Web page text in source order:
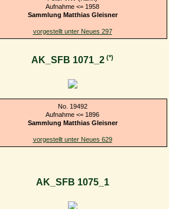
Aufnahme <= 1958
Sammlung Matthias Gleisner
vorgestellt unter Neues 297
AK_SFB 1071_2 (*)
No. 19492
Aufnahme <= 1896
Sammlung Matthias Gleisner
vorgestellt unter Neues 629
AK_SFB 1075_1